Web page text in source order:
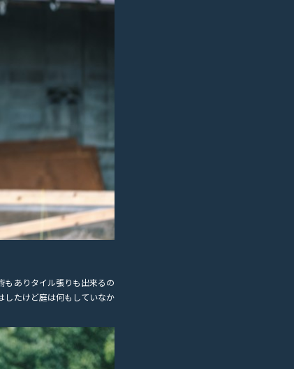
もありタイル張りも出来るの
したけど庭は何もしていなか